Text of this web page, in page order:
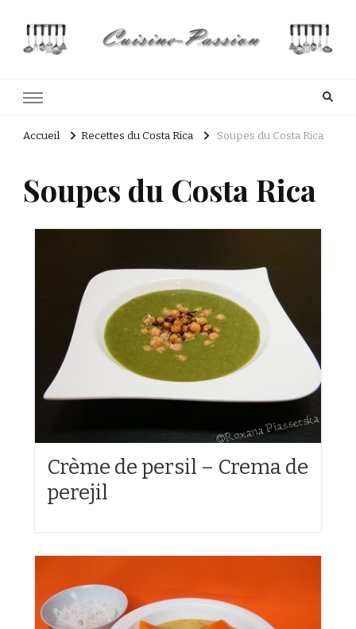
Accueil Recettes du Costa Rica Soupes du Costa Rica
Soupes du Costa Rica
Crème de persil – Crema de
perejil